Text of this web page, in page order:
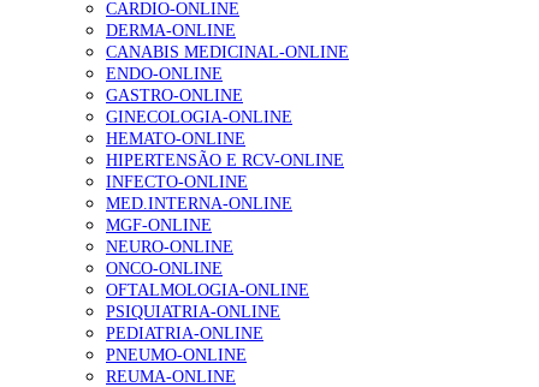
te na Insuficiência Cardíaca” da Bayer
207 visualizações
Enfermagem Forense. “Da urgência ao tribunal, cada
gesto conta e cada profissional faz a diferença”
203 visualizações
Alguns milhares de utentes podem ficar sem médico de
família com nova regras do registo, alerta associação
162 visualizações
CARDIO-ONLINE
DERMA-ONLINE
CANABIS MEDICINAL-ONLINE
ENDO-ONLINE
GASTRO-ONLINE
GINECOLOGIA-ONLINE
HEMATO-ONLINE
HIPERTENSÃO E RCV-ONLINE
INFECTO-ONLINE
MED.INTERNA-ONLINE
MGF-ONLINE
NEURO-ONLINE
ONCO-ONLINE
OFTALMOLOGIA-ONLINE
PSIQUIATRIA-ONLINE
PEDIATRIA-ONLINE
PNEUMO-ONLINE
REUMA-ONLINE